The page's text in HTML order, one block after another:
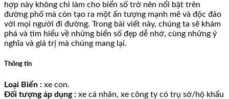
hợp này không chỉ làm cho biển số trở nên nổi bật trên
đường phố mà còn tạo ra một ấn tượng mạnh mẽ và độc đáo
với mọi người đi đường. Trong bài viết này, chúng ta sẽ khám
phá và tìm hiểu về những biển số đẹp dễ nhớ, cùng những ý
nghĩa và giá trị mà chúng mang lại.
Thông tin
Loại Biển : xe con.
Đối tượng áp dụng : xe cá nhân, xe công ty có trụ sở/hộ khẩu